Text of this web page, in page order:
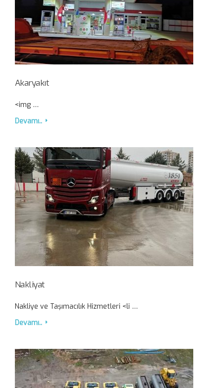
Akaryakıt
<img …
Devamı..
Nakliyat
Nakliye ve Taşımacılık Hizmetleri <li …
Devamı..